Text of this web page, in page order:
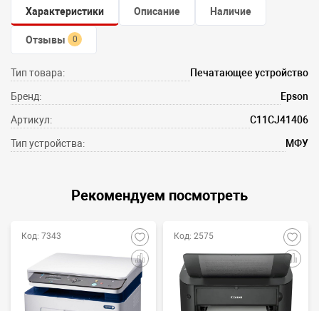
Характеристики Описание Наличие
Отзывы 0
Тип товара: Печатающее устройство
Бренд: Epson
Артикул: C11CJ41406
Тип устройства: МФУ
Рекомендуем посмотреть
Код: 7343 Код: 2575